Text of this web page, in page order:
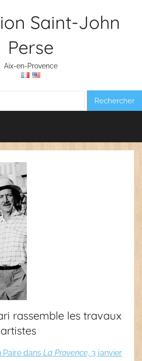
Saint-John
Perse
Aix-en-Provence
rassemble les travaux
Paire dans La Provence, 3 janvier